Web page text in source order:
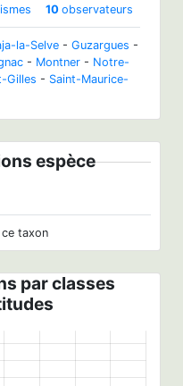
10 observateurs
la-Selve - Guzargues -
- Montner - Notre-
Gilles - Saint-Maurice-
espèce
taxon
par classes